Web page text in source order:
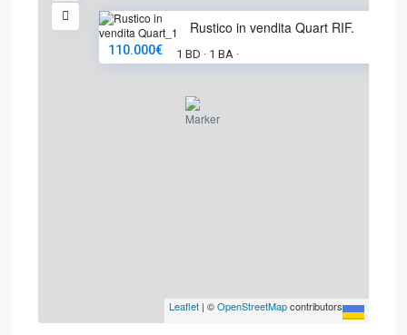
Rustico in vendita Quart RIF.
110.000€ 1 BD · 1 BA ·
Leaflet | ©OpenStreetMapcontributors